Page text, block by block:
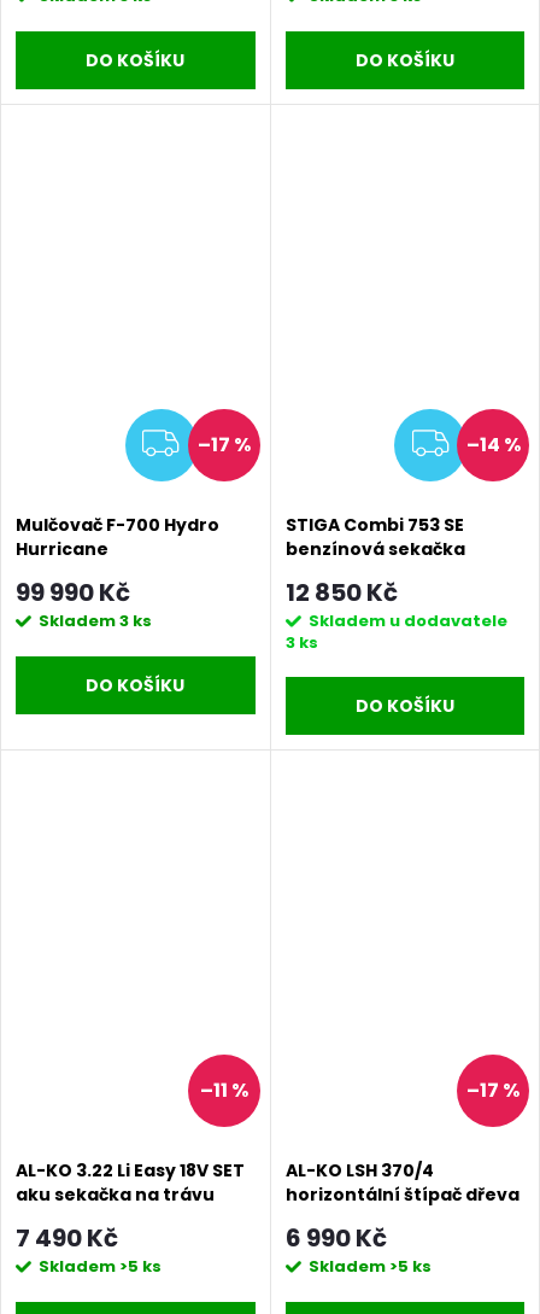
DO KOŠÍKU DO KOŠÍKU
ZDARMA
–17 %
Mulčovač F-700 Hydro
Hurricane
99 990 Kč
Skladem3 ks
DO KOŠÍKU
–14 %
STIGA Combi 753 SE
benzínová sekačka
12 850 Kč
Skladem u dodavatele
3 ks
DO KOŠÍKU
–11 %
AL-KO 3.22 Li Easy 18V SET
aku sekačka na trávu
7 490 Kč
Skladem >5 ks
–17 %
AL-KO LSH 370/4
horizontální štípač dřeva
6 990 Kč
Skladem >5 ks